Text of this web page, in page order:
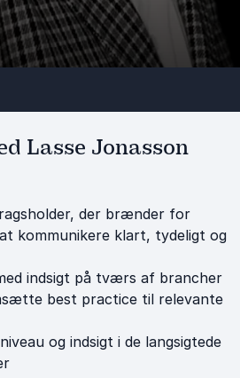
Lasse Jonasson
der brænder for
kommunikere klart, tydeligt og
indsigt på tværs af brancher
best practice til relevante
og indsigt i de langsigtede